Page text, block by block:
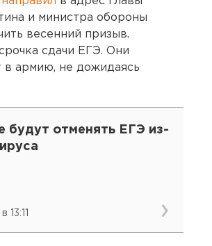
и министра обороны
весенний призыв.
сдачи ЕГЭ. Они
в армию, не дожидаясь
будут отменять ЕГЭ из-